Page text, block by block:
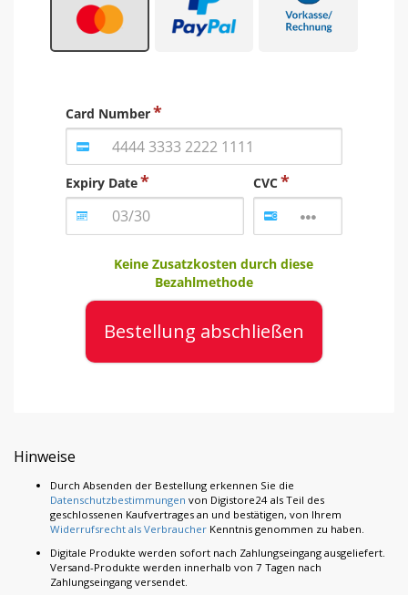
Card Number
Expiry Date CVC
Keine Zusatzkosten durch diese
Bezahlmethode
Bestellung abschließen
Hinweise
Durch Absenden der Bestellung erkennen Sie die
Datenschutzbestimmungen von Digistore24 als Teil des
geschlossenen Kaufvertrages an und bestätigen, von Ihrem
Widerrufsrecht als Verbraucher Kenntnis genommen zu haben.
Digitale Produkte werden sofort nach Zahlungseingang ausgeliefert.
Versand-Produkte werden innerhalb von 7 Tagen nach
Zahlungseingang versendet.